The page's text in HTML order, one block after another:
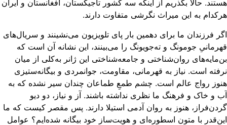
حالا بگذریم از اینکه سه کشور تاجیکستان، افغانستان و ایران
به این میراث نگرشی متفاوت دارند.
فرزندان ما برای دهمین بار پای تلویزیون می‌نشینند و سریال‌های
جومونگ و ته‌جویونگ را می‌بینند، این نشانه آن است که
روان‌شناختی و جامعه‌شناختی این ژانر به‌کلی از میان
است. نیاز به قهرمانی، مقاومت، جوانمردی و بیگانه‌ستیزی
رواج عالم است. چشم طمعِ طماعان چندان سیر نشده که به
و خاک و فرهنگ ما نظری نداشته باشند. آز و نیاز، دو دیو
هنوز به روان آدمی استیلا دارند. پس مقصر کیست که ما
با متون اسطوره‌ای و هویت‌ساز خود بیگانه شده‌ایم؟ عوامل